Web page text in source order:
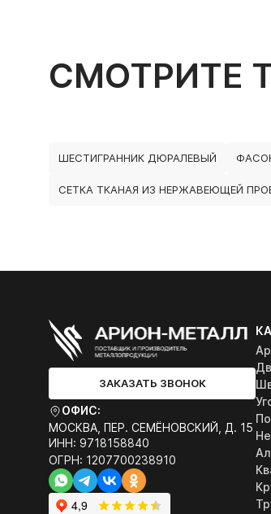
СМОТРИТЕ
ШЕСТИГРАННИК ДЮРАЛЕВЫЙ
СЕТКА ТКАНАЯ ИЗ НЕРЖАВЕЮЩЕЙ
ЗАКАЗАТЬ ЗВОНОК
ОФИС:
МОСКВА, ПЕР. СЕМЁНОВСКИЙ, Д. 15
ИНН: 9718158840
ОГРН: 1207700238910